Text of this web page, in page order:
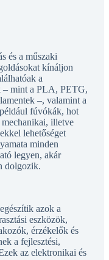
és a műszaki
kínáljon
a
– mint a PLA, PETG,
–, valamint a
fúvókák, hot
illetve
lehetőséget
minden
legyen, akár
dolgozik.
azok a
eszközök,
érzékelők és
a fejlesztési,
az elektronikai és